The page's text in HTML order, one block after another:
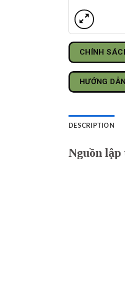
CHÍNH
HƯỚNG
DESCRIPTION
Nguồn